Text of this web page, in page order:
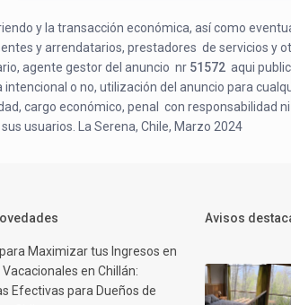
y la transacción económica, así como
y arrendatarios, prestadores de servicios y
agente gestor del anuncio nr 51572 aqui
intencional o no, utilización del anuncio para
cargo económico, penal con responsabilidad
usuarios. La Serena, Chile, Marzo 2024
Maximizar tus Ingresos en
en Chillán:
Efectivas para Dueños de
Avisos